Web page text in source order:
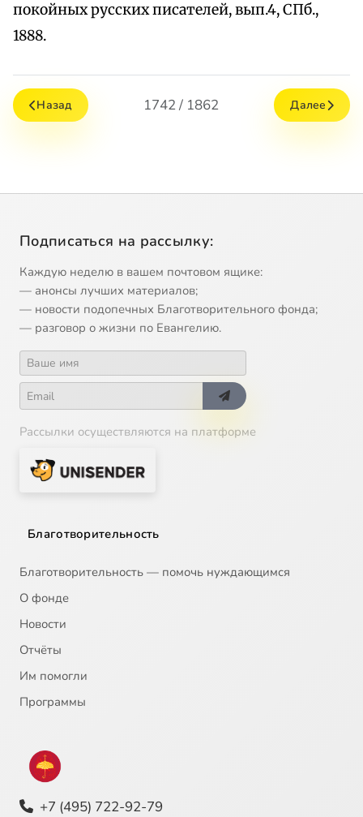
покойных русских писателей, вып.4, СПб.,
1888.
Назад 1742 / 1862 Далее
Подписаться на рассылку:
Каждую неделю в вашем почтовом ящике:
— анонсы лучших материалов;
— новости подопечных Благотворительного фонда;
— разговор о жизни по Евангелию.
Рассылки осуществляются на платформе
Благотворительность
Благотворительность — помочь нуждающимся
О фонде
Новости
Отчёты
Им помогли
Программы
+7 (495) 722-92-79